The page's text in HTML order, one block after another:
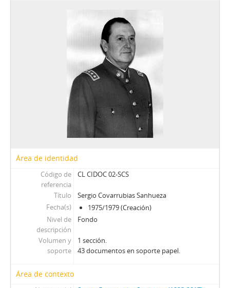
Área de identidad
Código de
referencia
CL CIDOC 02-SCS
Título
Sergio Covarrubias Sanhueza
Fecha(s)
1975/1979 (Creación)
Nivel de
descripción
Fondo
Volumen y
soporte
1 sección.
43 documentos en soporte papel.
Área de contexto